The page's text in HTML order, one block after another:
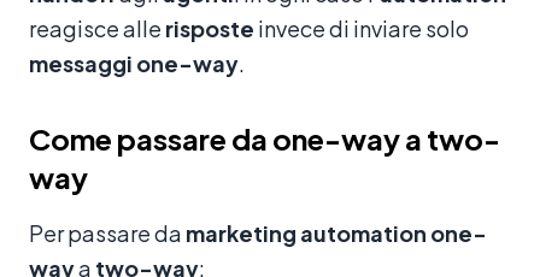
reagisce alle risposte invece di inviare solo
messaggi one-way.
Come passare da one-way a two-
way
Per passare da marketing automation one-
waya two-way: